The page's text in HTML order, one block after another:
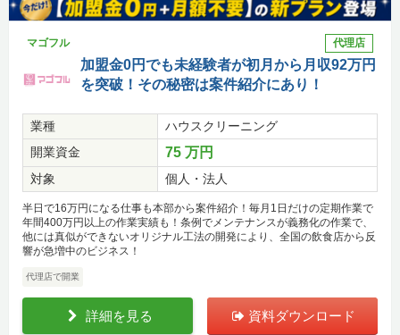
マゴフル 代理店
加盟金0円でも未経験者が初月から月収92万円
を突破！その秘密は案件紹介にあり！
業種
ハウスクリーニング
開業資金
75 万円
対象 個人・法人
半日で16万円になる仕事も本部から案件紹介！毎月1日だけの定期作業で
年間400万円以上の作業実績も！条例でメンテナンスが義務化の作業で、
他には真似ができないオリジナル工法の開発により、全国の飲食店から反
響が急増中のビジネス！
代理店で開業
詳細を見る 資料ダウンロード